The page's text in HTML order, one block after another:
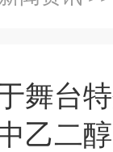
舞台
乙二